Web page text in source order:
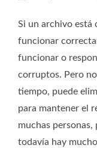
Si un archivo está
funcionar
funcionar o
corruptos. Pero
tiempo, puede
para mantener el
muchas
todavía hay